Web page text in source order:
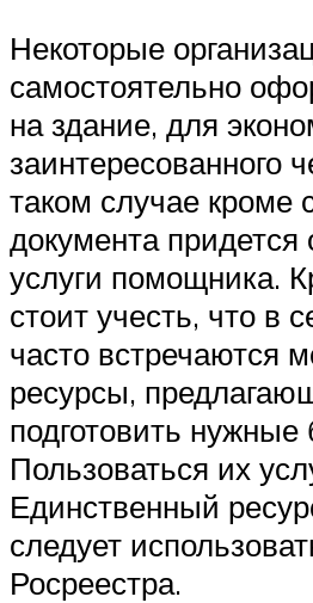
Некоторые
самостоятельно
на здание, для
заинтересованного
таком случае кроме
документа придется
услуги помощника.
стоит учесть, что в
часто встречаются
ресурсы,
подготовить нужные
Пользоваться их
Единственный
следует
Росреестра.